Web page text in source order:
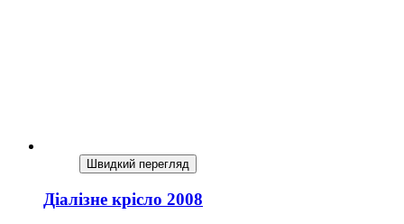
Швидкий перегляд
Діалізне крісло 2008